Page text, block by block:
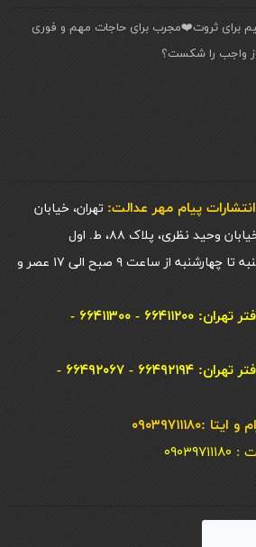
برای ثروت❤️مجرب برای حاجات مهم و فوری
واجب را شکست؟
پيام مهر عدالت: تهران، خیابان
وحید نظری، پلاک ۸۸، ط. اول
ساعات کاری: همه روزه شنبه تا چهارشنبه از ساعت ۹ صبح الی ۱۷ عصر و
تلفن های تماس دفتر تهران: ۶۶۴۱۱۲۰۰ - ۶۶۴۱۱۳۰۰ -
تلفن های تماس دفتر تهران: ۶۶۴۹۲۱۹۴ - ۶۶۴۹۲۰۶۷ -